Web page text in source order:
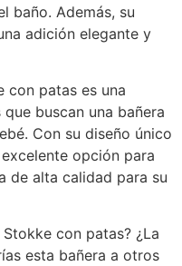
baño. Además, su
adición elegante y
con patas es una
buscan una bañera
Con su diseño único
opción para
de alta calidad para su
con patas? ¿La
esta bañera a otros